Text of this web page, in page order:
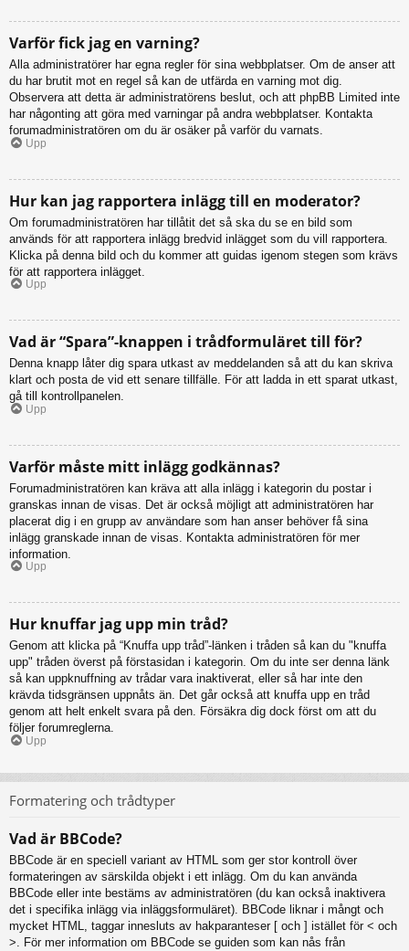
Varför fick jag en varning?
Alla administratörer har egna regler för sina webbplatser. Om de anser att
du har brutit mot en regel så kan de utfärda en varning mot dig.
Observera att detta är administratörens beslut, och att phpBB Limited inte
har någonting att göra med varningar på andra webbplatser. Kontakta
forumadministratören om du är osäker på varför du varnats.
Upp
Hur kan jag rapportera inlägg till en moderator?
Om forumadministratören har tillåtit det så ska du se en bild som
används för att rapportera inlägg bredvid inlägget som du vill rapportera.
Klicka på denna bild och du kommer att guidas igenom stegen som krävs
för att rapportera inlägget.
Upp
Vad är “Spara”-knappen i trådformuläret till för?
Denna knapp låter dig spara utkast av meddelanden så att du kan skriva
klart och posta de vid ett senare tillfälle. För att ladda in ett sparat utkast,
gå till kontrollpanelen.
Upp
Varför måste mitt inlägg godkännas?
Forumadministratören kan kräva att alla inlägg i kategorin du postar i
granskas innan de visas. Det är också möjligt att administratören har
placerat dig i en grupp av användare som han anser behöver få sina
inlägg granskade innan de visas. Kontakta administratören för mer
information.
Upp
Hur knuffar jag upp min tråd?
Genom att klicka på “Knuffa upp tråd”-länken i tråden så kan du "knuffa
upp" tråden överst på förstasidan i kategorin. Om du inte ser denna länk
så kan uppknuffning av trådar vara inaktiverat, eller så har inte den
krävda tidsgränsen uppnåts än. Det går också att knuffa upp en tråd
genom att helt enkelt svara på den. Försäkra dig dock först om att du
följer forumreglerna.
Upp
Formatering och trådtyper
Vad är BBCode?
BBCode är en speciell variant av HTML som ger stor kontroll över
formateringen av särskilda objekt i ett inlägg. Om du kan använda
BBCode eller inte bestäms av administratören (du kan också inaktivera
det i specifika inlägg via inläggsformuläret). BBCode liknar i mångt och
mycket HTML, taggar innesluts av hakparanteser [ och ] istället för < och
>. För mer information om BBCode se guiden som kan nås från